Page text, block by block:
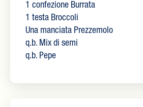
1 confezione Burrata
1 testa Broccoli
Una manciata Prezzemolo
q.b. Mix di semi
q.b. Pepe